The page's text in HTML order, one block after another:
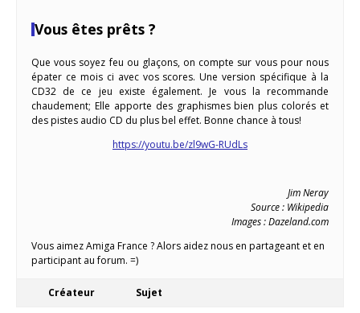
Vous êtes prêts ?
Que vous soyez feu ou glaçons, on compte sur vous pour nous
épater ce mois ci avec vos scores. Une version spécifique à la
CD32 de ce jeu existe également. Je vous la recommande
chaudement; Elle apporte des graphismes bien plus colorés et
des pistes audio CD du plus bel effet. Bonne chance à tous!
https://youtu.be/zl9wG-RUdLs
Jim Neray
Source : Wikipedia
Images : Dazeland.com
Vous aimez Amiga France ? Alors aidez nous en partageant et en
participant au forum. =)
Créateur Sujet